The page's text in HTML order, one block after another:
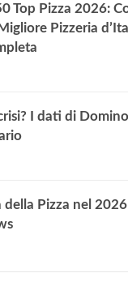
Top Pizza 2026:
Pizzeria
I dati di
della Pizza nel